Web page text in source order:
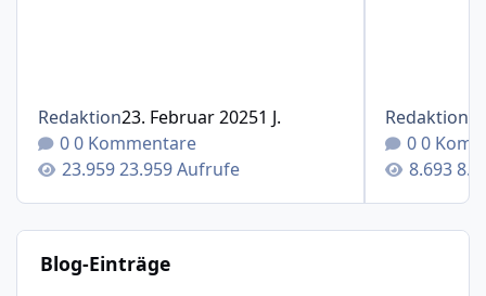
Redaktion23. Februar 20251 J.
0 Kommentare
23.959 Aufrufe
Redaktion
0
Blog-Einträge